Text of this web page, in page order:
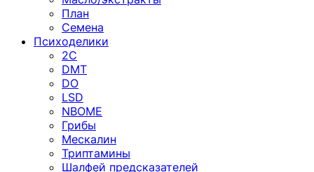
План
Семена
Психоделики
2C
DMT
DO
LSD
NBOME
Грибы
Мескалин
Триптамины
Шалфей предсказателей